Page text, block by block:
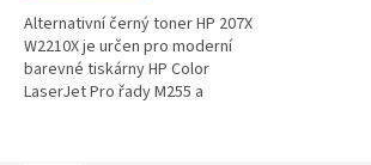
Alternativní černý toner HP 207X
W2210X je určen pro moderní
barevné tiskárny HP Color
LaserJet Pro řady M255 a